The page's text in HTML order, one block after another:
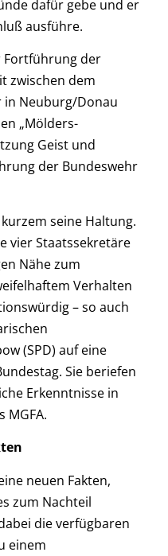
dafür gebe und er
ausführe.
Fortführung der
zwischen dem
in Neuburg/Donau
„Mölders-
Geist und
der Bundeswehr
seine Haltung.
vier Staatssekretäre
Nähe zum
Verhalten
– so auch
(SPD) auf eine
Sie beriefen
Erkenntnisse in
MGFA.
neuen Fakten,
zum Nachteil
die verfügbaren
einem